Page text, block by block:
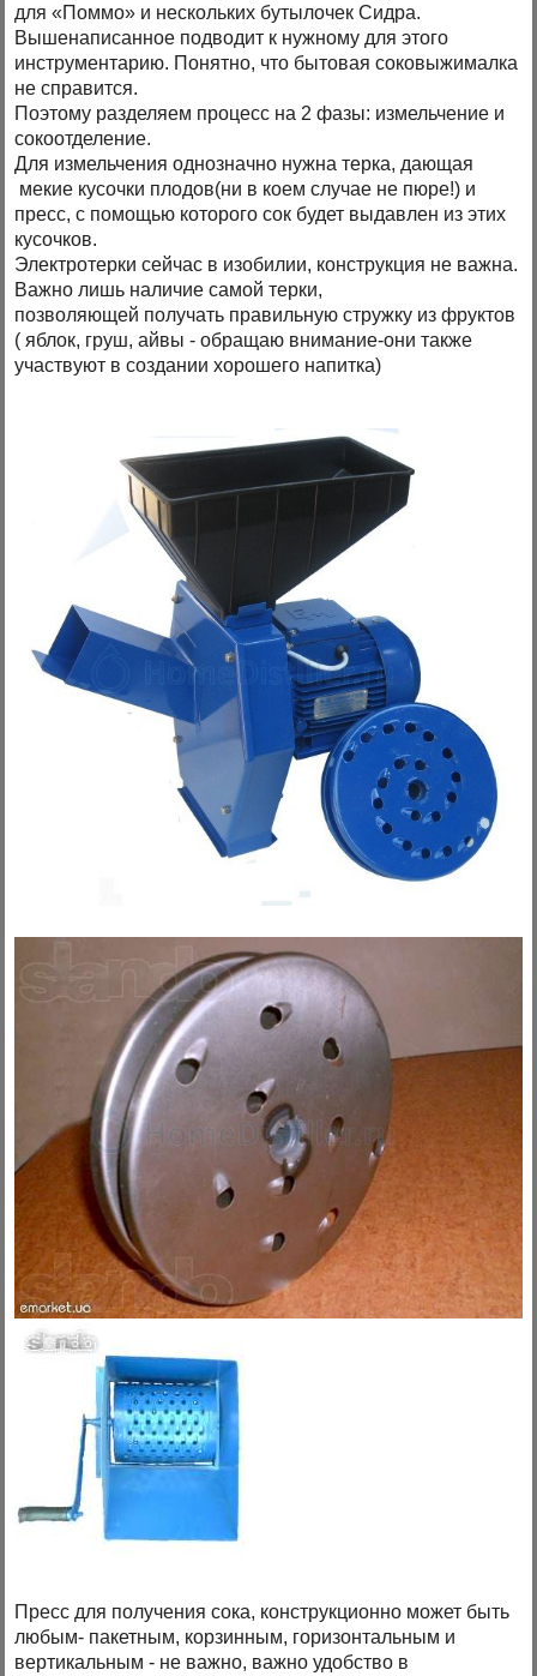
для «Поммо» и нескольких бутылочек Сидра.
Вышенаписанное подводит к нужному для этого
инструментарию. Понятно, что бытовая соковыжималка
не справится.
Поэтому разделяем процесс на 2 фазы: измельчение и
сокоотделение.
Для измельчения однозначно нужна терка, дающая
мекие кусочки плодов(ни в коем случае не пюре!) и
пресс, с помощью которого сок будет выдавлен из этих
кусочков.
Электротерки сейчас в изобилии, конструкция не важна.
Важно лишь наличие самой терки,
позволяющей получать правильную стружку из фруктов
( яблок, груш, айвы - обращаю внимание-они также
участвуют в создании хорошего напитка)
Пресс для получения сока, конструкционно может быть
любым- пакетным, корзинным, горизонтальным и
вертикальным - не важно, важно удобство в